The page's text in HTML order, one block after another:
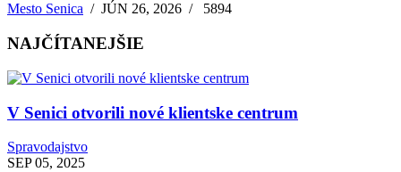
Mesto Senica /JÚN 26, 2026 / 5894
NAJČÍTANEJŠIE
V Senici otvorili nové klientske centrum
Spravodajstvo
SEP 05, 2025